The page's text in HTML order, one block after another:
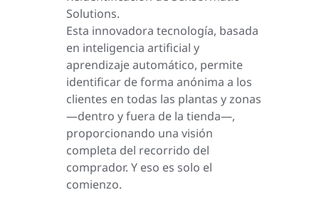
Solutions.
Esta innovadora tecnología, basada
en inteligencia artificial y
aprendizaje automático, permite
identificar de forma anónima a los
clientes en todas las plantas y zonas
—dentro y fuera de la tienda—,
proporcionando una visión
completa del recorrido del
comprador. Y eso es solo el
comienzo.